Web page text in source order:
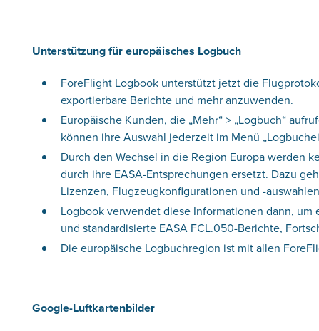
Unterstützung für europäisches Logbuch
ForeFlight Logbook unterstützt jetzt die
exportierbare Berichte und mehr anzuwenden.
Europäische Kunden, die „Mehr“ > „Logbuch“
können ihre Auswahl jederzeit im Menü
Durch den Wechsel in die Region Europa werden
durch ihre EASA-Entsprechungen ersetzt. Dazu
Lizenzen, Flugzeugkonfigurationen und -
Logbook verwendet diese Informationen dann,
und standardisierte EASA FCL.050-Berichte,
Die europäische Logbuchregion ist mit allen
Google-Luftkartenbilder